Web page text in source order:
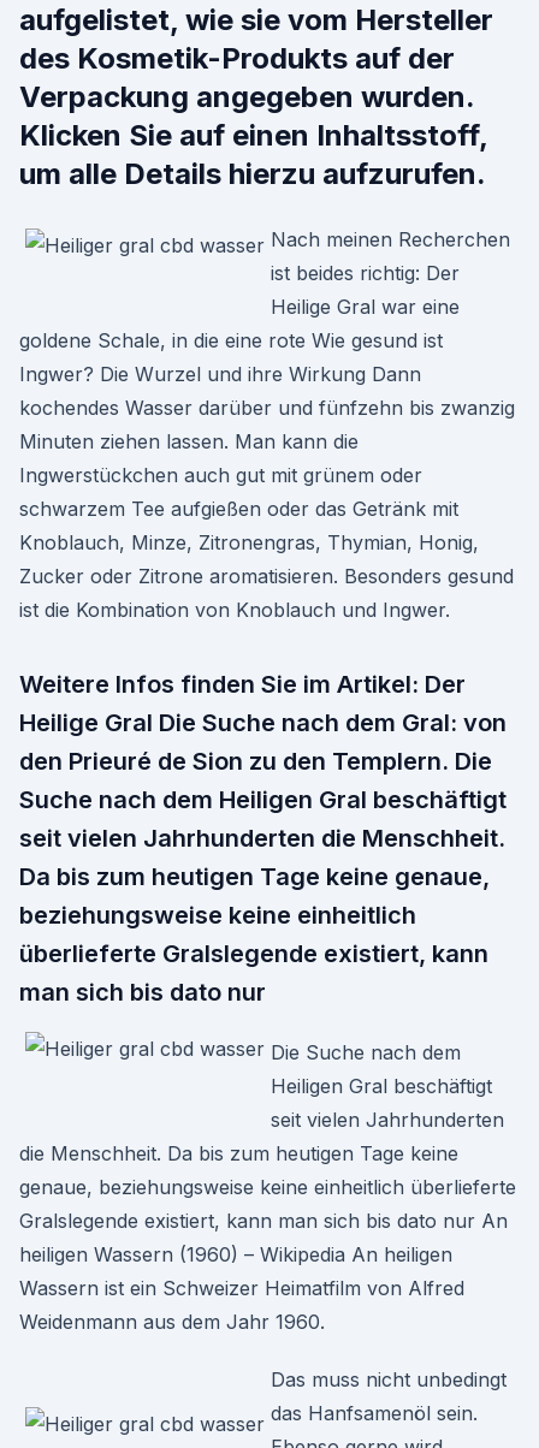
aufgelistet, wie sie vom Hersteller
des Kosmetik-Produkts auf der
Verpackung angegeben wurden.
Klicken Sie auf einen Inhaltsstoff,
um alle Details hierzu aufzurufen.
Nach meinen Recherchen
ist beides richtig: Der
Heilige Gral war eine
goldene Schale, in die eine rote Wie gesund ist
Ingwer? Die Wurzel und ihre Wirkung Dann
kochendes Wasser darüber und fünfzehn bis zwanzig
Minuten ziehen lassen. Man kann die
Ingwerstückchen auch gut mit grünem oder
schwarzem Tee aufgießen oder das Getränk mit
Knoblauch, Minze, Zitronengras, Thymian, Honig,
Zucker oder Zitrone aromatisieren. Besonders gesund
ist die Kombination von Knoblauch und Ingwer.
Weitere Infos finden Sie im Artikel: Der
Heilige Gral Die Suche nach dem Gral: von
den Prieuré de Sion zu den Templern. Die
Suche nach dem Heiligen Gral beschäftigt
seit vielen Jahrhunderten die Menschheit.
Da bis zum heutigen Tage keine genaue,
beziehungsweise keine einheitlich
überlieferte Gralslegende existiert, kann
man sich bis dato nur
Die Suche nach dem
Heiligen Gral beschäftigt
seit vielen Jahrhunderten
die Menschheit. Da bis zum heutigen Tage keine
genaue, beziehungsweise keine einheitlich überlieferte
Gralslegende existiert, kann man sich bis dato nur An
heiligen Wassern (1960) – Wikipedia An heiligen
Wassern ist ein Schweizer Heimatfilm von Alfred
Weidenmann aus dem Jahr 1960.
Das muss nicht unbedingt
das Hanfsamenöl sein.